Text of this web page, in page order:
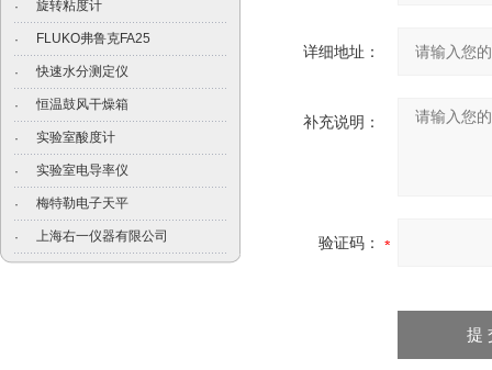
· 旋转粘度计
· FLUKO弗鲁克FA25
· 快速水分测定仪
· 恒温鼓风干燥箱
· 实验室酸度计
· 实验室电导率仪
· 梅特勒电子天平
· 上海右一仪器有限公司
详细地址：
补充说明：
验证码：